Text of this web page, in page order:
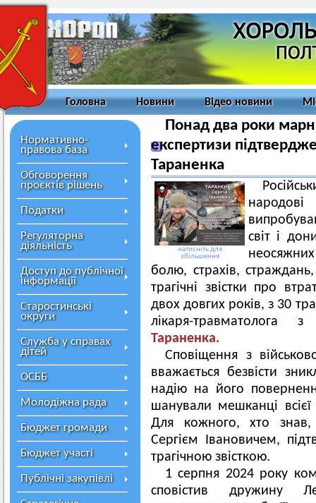
Головна Новини Відео новини
Нормативно-
правова база
Обговорення
проєктів рішень
Податки
Регуляторна
діяльність
Доступ до публічної
інформації
Старостинські
округи
Служба у справах
дітей
ОСББ
Молодіжна рада
Бюджет громади
Бюджет участі
Публічні закупівлі
Понад два роки
експертизи
Тараненка
натисніть для
збільшення
світ і
болю, страхів,
трагічні звістки про
двох довгих років, з 30
лікаря-
Тараненка.
Сповіщення з
вважається безвісти
надію на його
шанували мешканці
Для кожного, хто
Сергієм Івановичем,
трагічною звісткою.
1 серпня 2024 року
сповістив дружину